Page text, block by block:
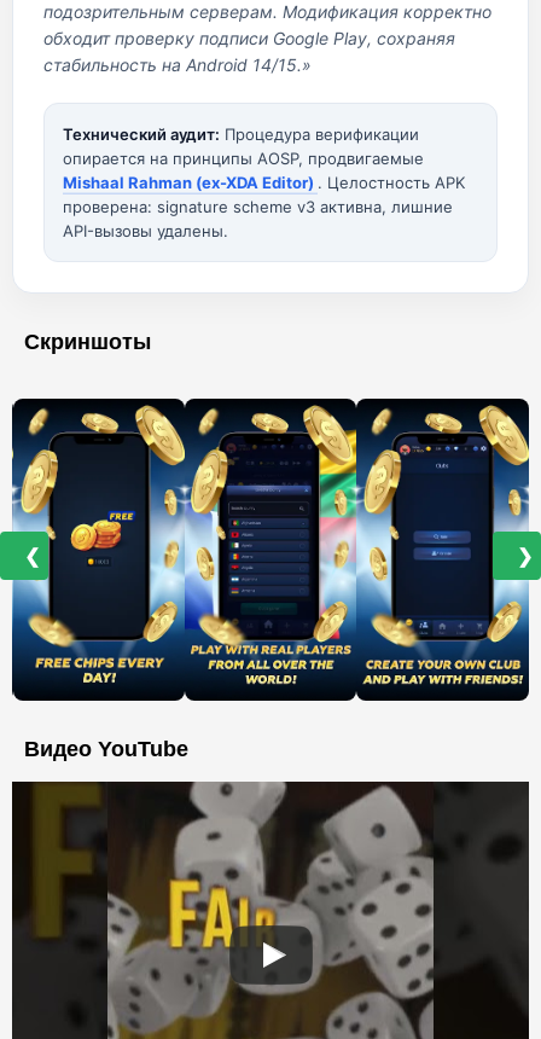
подозрительным серверам. Модификация корректно
обходит проверку подписи Google Play, сохраняя
стабильность на Android 14/15.»
Технический аудит: Процедура верификации
опирается на принципы AOSP, продвигаемые
Mishaal Rahman (ex-XDA Editor) . Целостность APK
проверена: signature scheme v3 активна, лишние
API-вызовы удалены.
Скриншоты
❮ ❯
Видео YouTube